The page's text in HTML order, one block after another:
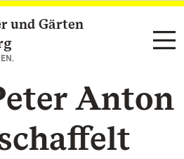
und Gärten
Anton